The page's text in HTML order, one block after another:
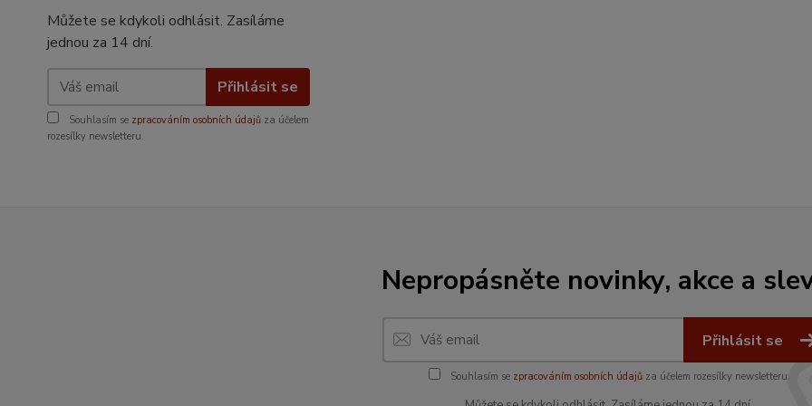
Můžete se kdykoli odhlásit. Zasíláme
jednou za 14 dní.
Přihlásit se
Souhlasím se zpracováním osobních údajů za účelem
rozesílky newsletteru.
Nepropásněte novinky, akce a
Přihlásit se
Souhlasím se zpracováním osobních údajůza účelem rozesílky newsletteru.